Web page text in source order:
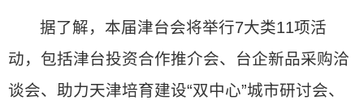
据了解，本届津台会将举行7大类11项活
动，包括津台投资合作推介会、台企新品采购洽
谈会、助力天津培育建设“双中心”城市研讨会、